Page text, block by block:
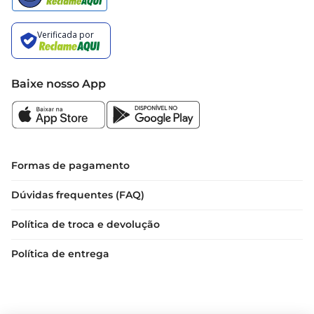
Baixe nosso App
Formas de pagamento
Dúvidas frequentes (FAQ)
Política de troca e devolução
Política de entrega